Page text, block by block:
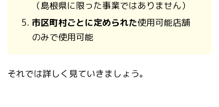
（島根県に限った事業ではありません）
市区町村ごとに定められた使用可能店舗
のみで使用可能
それでは詳しく見ていきましょう。